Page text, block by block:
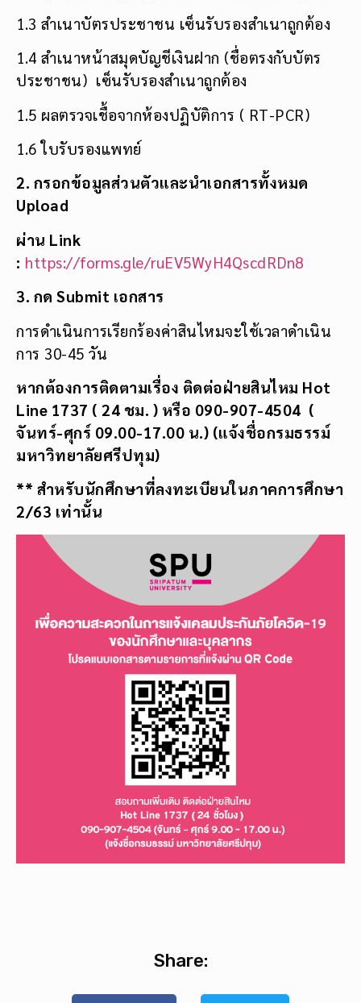
1.3 สำเนาบัตรประชาชน เซ็นรับรองสำเนาถูกต้อง
1.4 สำเนาหน้าสมุดบัญชีเงินฝาก (ชื่อตรงกับบัตร
ประชาชน) เซ็นรับรองสำเนาถูกต้อง
1.5 ผลตรวจเชื้อจากห้องปฏิบัติการ ( RT-PCR)
1.6 ใบรับรองแพทย์
2. กรอกข้อมูลส่วนตัวและนำเอกสารทั้งหมด
Upload
ผ่าน Link
: https://forms.gle/ruEV5WyH4QscdRDn8
3. กด Submit เอกสาร
การดำเนินการเรียกร้องค่าสินไหมจะใช้เวลาดำเนิน
การ 30-45 วัน
หากต้องการติดตามเรื่อง ติดต่อฝ่ายสินไหม Hot
Line 1737 ( 24 ชม. ) หรือ 090-907-4504 (
จันทร์-ศุกร์ 09.00-17.00 น.) (แจ้งชื่อกรมธรรม์
มหาวิทยาลัยศรีปทุม)
** สำหรับนักศึกษาที่ลงทะเบียนในภาคการศึกษา
2/63 เท่านั้น
Share: